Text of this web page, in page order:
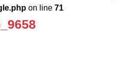
on line 71